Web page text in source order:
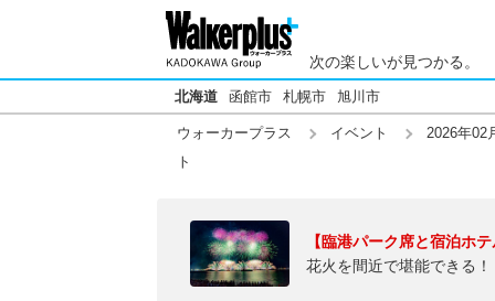
次の楽しいが見つかる。
北海道 函館市 札幌市 旭川市
ウォーカープラス イベント
2026年02
ト
【臨港パーク席と宿泊ホ
花火を間近で堪能できる